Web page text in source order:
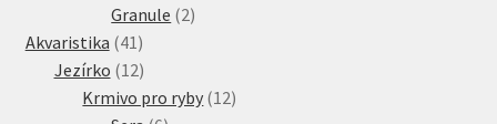
Granule 22
Akvaristika 41 41
produktů
Jezírko 1212
produktů
Krmivo pro ryby 1212